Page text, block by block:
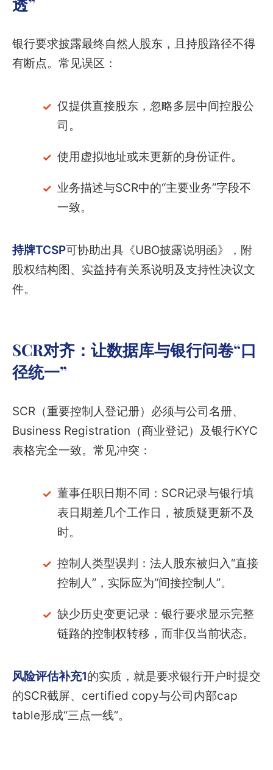
银行要求披露最终自然人股东，且持股路径不得
有断点。常见误区：
仅提供直接股东，忽略多层中间控股公
司。
使用虚拟地址或未更新的身份证件。
业务描述与SCR中的“主要业务”字段不
一致。
持牌TCSP可协助出具《UBO披露说明函》，附
股权结构图、实益持有关系说明及支持性决议文
件。
SCR对齐：让数据库与银行问卷“口
径统一”
SCR（重要控制人登记册）必须与公司名册、
Business Registration（商业登记）及银行KYC
表格完全一致。常见冲突：
董事任职日期不同：SCR记录与银行填
表日期差几个工作日，被质疑更新不及
时。
控制人类型误判：法人股东被归入“直接
控制人”，实际应为“间接控制人”。
缺少历史变更记录：银行要求显示完整
链路的控制权转移，而非仅当前状态。
风险评估补充1的实质，就是要求银行开户时提交
的SCR截屏、certified copy与公司内部cap
table形成“三点一线”。